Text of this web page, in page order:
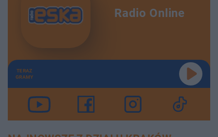
Radio Online
TERAZ
GRAMY